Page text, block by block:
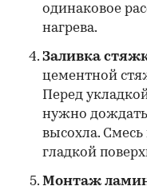
одинаковое
нагрева.
Заливка
цементной
Перед
нужно
высохла.
гладкой
Монтаж